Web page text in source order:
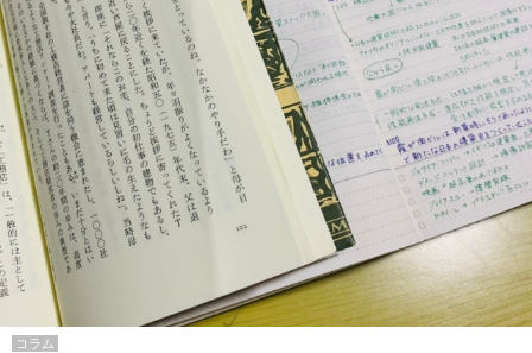
コラム